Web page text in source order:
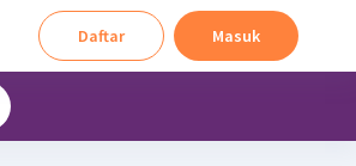
Daftar Masuk